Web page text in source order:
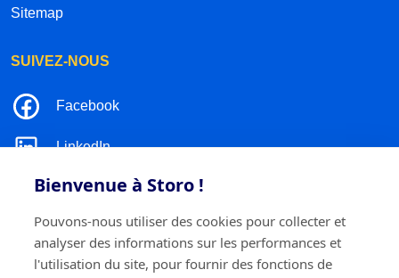
Bienvenue à Storo !
Pouvons-nous utiliser des cookies pour collecter et
analyser des informations sur les performances et
l'utilisation du site, pour fournir des fonctions de
Sitemap
SUIVEZ-NOUS
Facebook
LinkedIn
Instagram
TikTok